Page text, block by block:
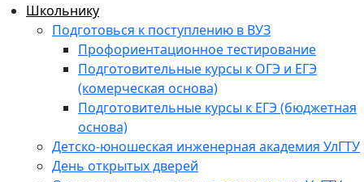
Школьнику
Подготовься к поступлению в ВУЗ
Профориентационное тестирование
Подготовительные курсы к ОГЭ и ЕГЭ
(комерческая основа)
Подготовительные курсы к ЕГЭ (бюджетная
основа)
Детско-юношеская инженерная академия УлГТУ
День открытых дверей